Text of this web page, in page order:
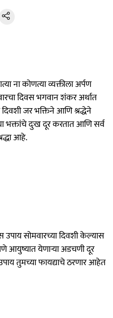
ना कोणत्या व्यक्तीला अर्पण
दिवस भगवान शंकर अर्थात
दिवशी जर भक्तिने आणि श्रद्धेने
भक्तांचे दुःख दूर करतात आणि सर्व
आहे.
उपाय सोमवारच्या दिवशी केल्यास
आयुष्यात येणाऱ्या अडचणी दूर
तुमच्या फायद्याचे ठरणार आहेत